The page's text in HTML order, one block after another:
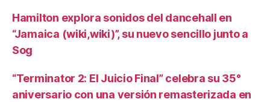
Hamilton explora sonidos del dancehall en
“Jamaica (wiki,wiki)”, su nuevo sencillo junto a
Sog
“Terminator 2: El Juicio Final” celebra su 35°
aniversario con una versión remasterizada en